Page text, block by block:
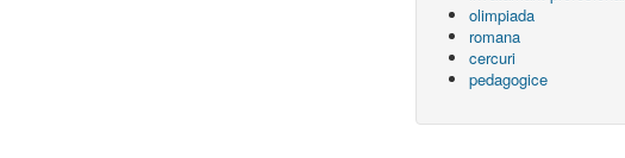
olimpiada
romana
cercuri
pedagogice